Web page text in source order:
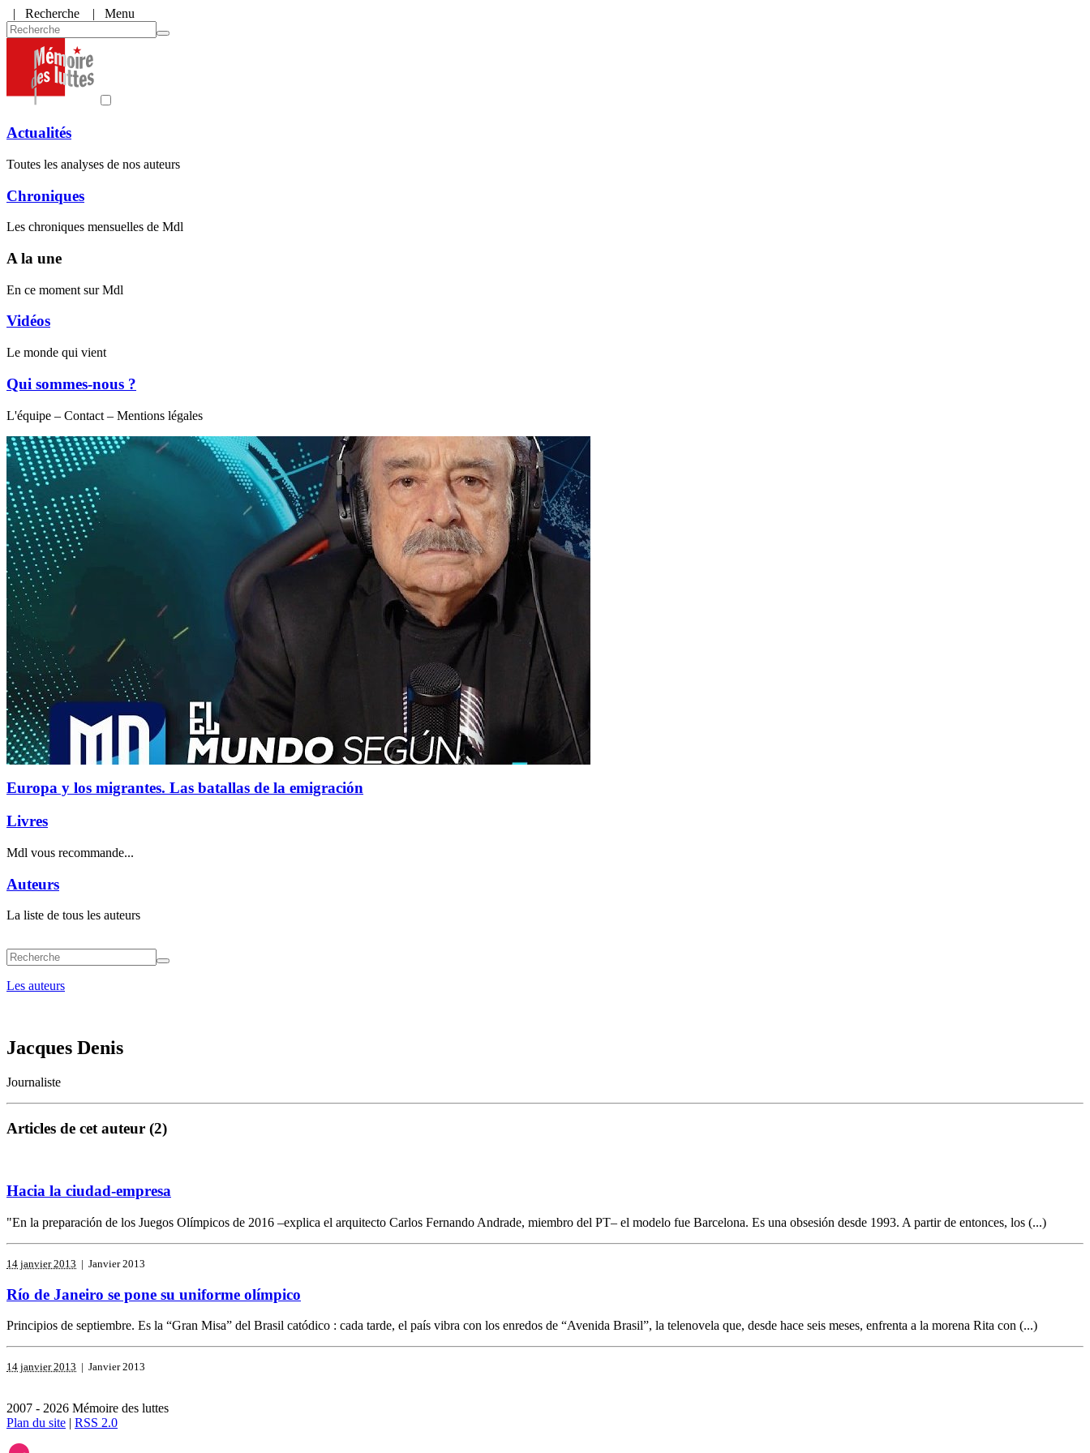
| Recherche | Menu
Actualités
Toutes les analyses de nos auteurs
Chroniques
Les chroniques mensuelles de Mdl
A la une
En ce moment sur Mdl
Vidéos
Le monde qui vient
Qui sommes-nous ?
L'équipe – Contact – Mentions légales
Europa y los migrantes. Las batallas de la emigración
Livres
Mdl vous recommande...
Auteurs
La liste de tous les auteurs
Les auteurs
Jacques Denis
Journaliste
Articles de cet auteur (2)
Hacia la ciudad-empresa
"En la preparación de los Juegos Olímpicos de 2016 –explica el arquitecto Carlos Fernando Andrade, miembro del PT– el modelo fue Barcelona. Es una obsesión desde 1993. A partir de entonces, los (...)
14 janvier 2013 | Janvier 2013
Río de Janeiro se pone su uniforme olímpico
Principios de septiembre. Es la “Gran Misa” del Brasil catódico : cada tarde, el país vibra con los enredos de “Avenida Brasil”, la telenovela que, desde hace seis meses, enfrenta a la morena Rita con (...)
14 janvier 2013 | Janvier 2013
2007 - 2026 Mémoire des luttes
Plan du site | RSS 2.0